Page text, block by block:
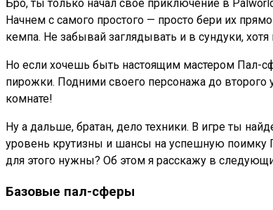
Бро, ты только начал свое приключение в
Начнем с самого простого — просто бери их
кемпа. Не забывай заглядывать и в сундуки,
Но если хочешь быть настоящим мастером Пал-
пирожки. Подними своего персонажа до
комнате!
Ну а дальше, братан, дело техники. В игре ты
уровень крутизны и шансы на успешную
для этого нужны? Об этом я расскажу в
Базовые пал-сферы